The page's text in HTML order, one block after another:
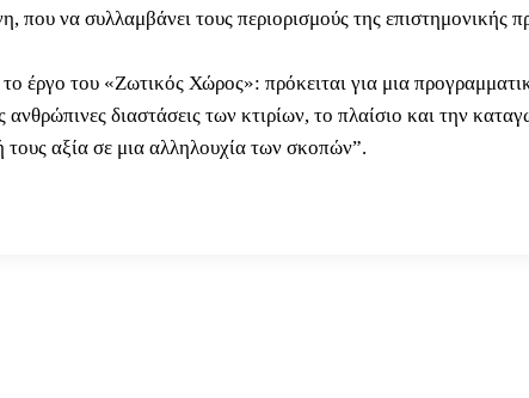
να συλλαμβάνει τους περιορισμούς της επιστημονικής
έργο του «Ζωτικός Χώρος»: πρόκειται για μια
διαστάσεις των κτιρίων, το πλαίσιο και την
τους αξία σε μια αλληλουχία των σκοπών”.